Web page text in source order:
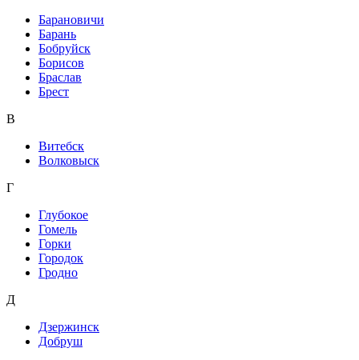
Барановичи
Барань
Бобруйск
Борисов
Браслав
Брест
В
Витебск
Волковыск
Г
Глубокое
Гомель
Горки
Городок
Гродно
Д
Дзержинск
Добруш